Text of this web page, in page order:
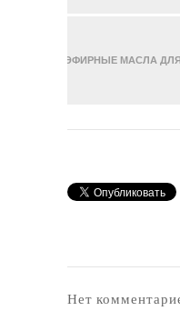
ЭФИРНЫЕ МАСЛА
Нет